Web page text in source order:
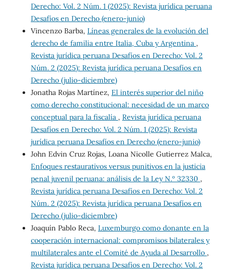
Derecho: Vol. 2 Núm. 1 (2025): Revista jurídica peruana
Desafíos en Derecho (enero-junio)
Vincenzo Barba, Líneas generales de la evolución del
derecho de familia entre Italia, Cuba y Argentina ,
Revista jurídica peruana Desafíos en Derecho: Vol. 2
Núm. 2 (2025): Revista jurídica peruana Desafíos en
Derecho (julio-diciembre)
Jonatha Rojas Martínez, El interés superior del niño
como derecho constitucional: necesidad de un marco
conceptual para la fiscalía , Revista jurídica peruana
Desafíos en Derecho: Vol. 2 Núm. 1 (2025): Revista
jurídica peruana Desafíos en Derecho (enero-junio)
John Edvin Cruz Rojas, Loana Nicolle Gutierrez Malca,
Enfoques restaurativos versus punitivos en la justicia
penal juvenil peruana: análisis de la Ley N.º 32330 ,
Revista jurídica peruana Desafíos en Derecho: Vol. 2
Núm. 2 (2025): Revista jurídica peruana Desafíos en
Derecho (julio-diciembre)
Joaquín Pablo Reca, Luxemburgo como donante en la
cooperación internacional: compromisos bilaterales y
multilaterales ante el Comité de Ayuda al Desarrollo ,
Revista jurídica peruana Desafíos en Derecho: Vol. 2